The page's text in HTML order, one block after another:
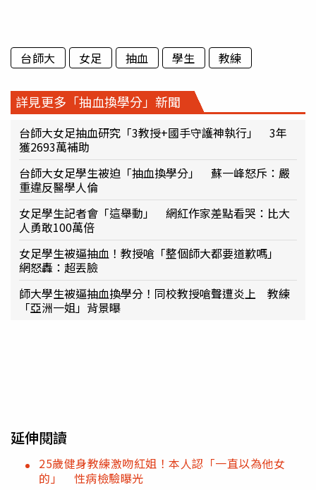
台師大 女足 抽血 學生 教練
詳見更多「抽血換學分」新聞
台師大女足抽血研究「3教授+國手守護神執行」 3年
獲2693萬補助
台師大女足學生被迫「抽血換學分」 蘇一峰怒斥：嚴
重違反醫學人倫
女足學生記者會「這舉動」 網紅作家差點看哭：比大
人勇敢100萬倍
女足學生被逼抽血！教授嗆「整個師大都要道歉嗎」
網怒轟：超丟臉
師大學生被逼抽血換學分！同校教授嗆聲遭炎上 教練
「亞洲一姐」背景曝
延伸閱讀
25歲健身教練激吻紅姐！本人認「一直以為他女
的」 性病檢驗曝光